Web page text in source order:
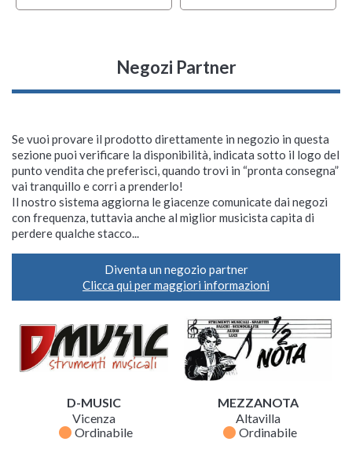
Negozi Partner
Se vuoi provare il prodotto direttamente in negozio in questa
sezione puoi verificare la disponibilità, indicata sotto il logo del
punto vendita che preferisci, quando trovi in “pronta consegna”
vai tranquillo e corri a prenderlo!
Il nostro sistema aggiorna le giacenze comunicate dai negozi
con frequenza, tuttavia anche al miglior musicista capita di
perdere qualche stacco...
Diventa un negozio partner
Clicca qui per maggiori informazioni
D-MUSIC
Vicenza
fiber_manual_record Ordinabile
MEZZANOTA
Altavilla
fiber_manual_record Ordinabile